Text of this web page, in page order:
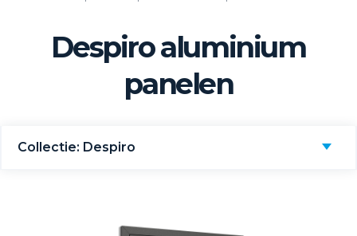
Despiro aluminium
panelen
Collectie: Despiro